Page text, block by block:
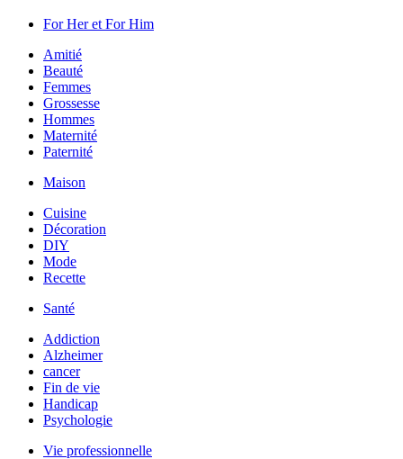
For Her et For Him
Amitié
Beauté
Femmes
Grossesse
Hommes
Maternité
Paternité
Maison
Cuisine
Décoration
DIY
Mode
Recette
Santé
Addiction
Alzheimer
cancer
Fin de vie
Handicap
Psychologie
Vie professionnelle